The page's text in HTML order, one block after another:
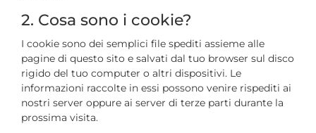
2. Cosa sono i cookie?
I cookie sono dei semplici file spediti assieme alle
pagine di questo sito e salvati dal tuo browser sul disco
rigido del tuo computer o altri dispositivi. Le
informazioni raccolte in essi possono venire rispediti ai
nostri server oppure ai server di terze parti durante la
prossima visita.